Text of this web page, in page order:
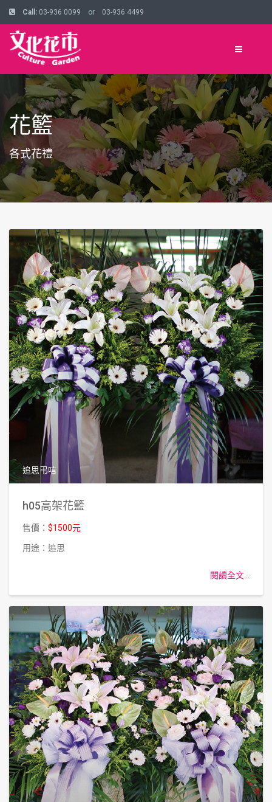
Call: 03-936 0099 or 03-936 4499
花籃
各式花禮
追思弔唁
h05高架花籃
售價： $1500元
用途：追思
閱讀全文...